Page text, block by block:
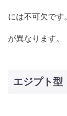
には不可欠です
が異なります。
エジプト型